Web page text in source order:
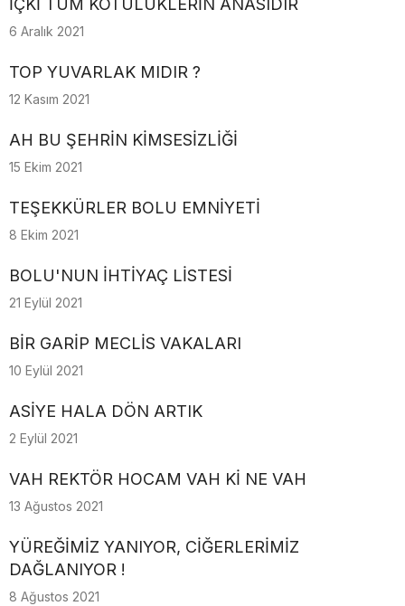
İÇKİ TÜM KÖTÜLÜKLERİN ANASIDIR
6 Aralık 2021
TOP YUVARLAK MIDIR ?
12 Kasım 2021
AH BU ŞEHRİN KİMSESİZLİĞİ
15 Ekim 2021
TEŞEKKÜRLER BOLU EMNİYETİ
8 Ekim 2021
BOLU'NUN İHTİYAÇ LİSTESİ
21 Eylül 2021
BİR GARİP MECLİS VAKALARI
10 Eylül 2021
ASİYE HALA DÖN ARTIK
2 Eylül 2021
VAH REKTÖR HOCAM VAH Kİ NE VAH
13 Ağustos 2021
YÜREĞİMİZ YANIYOR, CİĞERLERİMİZ
DAĞLANIYOR !
8 Ağustos 2021